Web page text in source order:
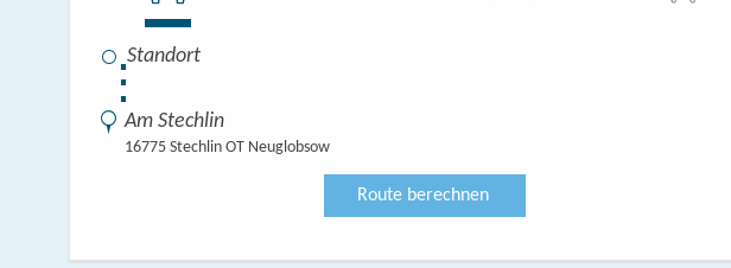
⋮
Am Stechlin
16775 Stechlin OT Neuglobsow
Route berechnen